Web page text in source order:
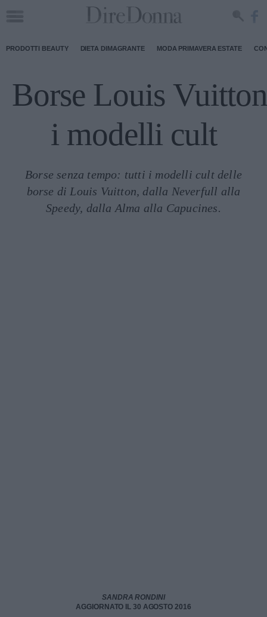
PRODOTTI BEAUTY DIETA DIMAGRANTE MODA PRIMAVERA ESTATE
Borse Louis
i modelli cult
Borse senza tempo: tutti i modelli cult delle
borse di Louis Vuitton, dalla Neverfull alla
Speedy, dalla Alma alla Capucines.
SANDRA RONDINI
AGGIORNATO IL 30 AGOSTO 2016